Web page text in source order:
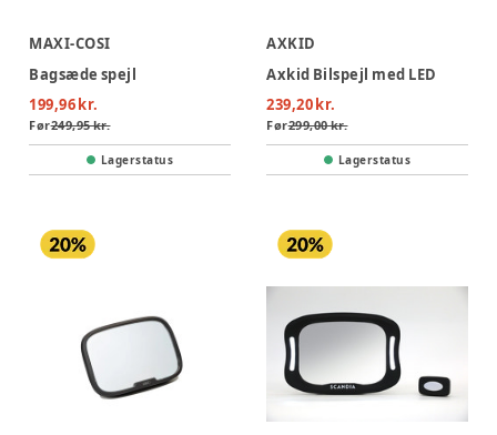
MAXI-COSI
Bagsæde spejl
199,96 kr.
Før249,95 kr.
Lagerstatus
AXKID
Axkid Bilspejl med LED
239,20 kr.
Før299,00 kr.
Lagerstatus